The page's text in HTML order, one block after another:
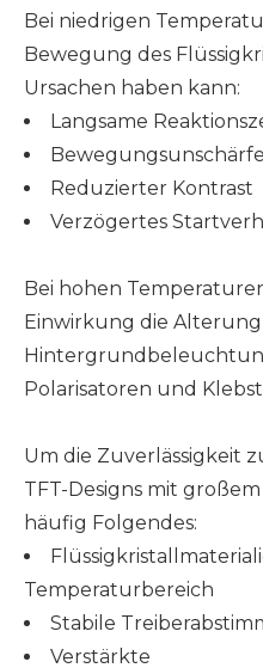
Bei niedrigen
Bewegung des
Ursachen haben kann:
Langsame
Reduzierter Kontrast
Verzögertes
Bei hohen
Einwirkung die
Polarisatoren und
Um die Zuverlässigkeit
TFT-Designs mit
häufig Folgendes:
Temperaturbereich
Stabile
Verstärkte